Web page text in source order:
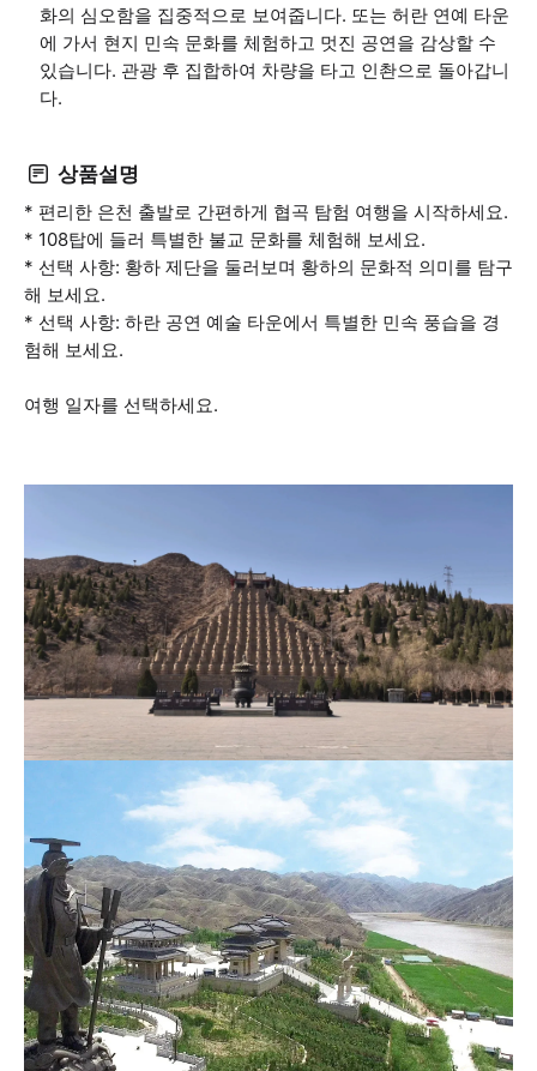
화의 심오함을 집중적으로 보여줍니다. 또는 허란 연예 타운
에 가서 현지 민속 문화를 체험하고 멋진 공연을 감상할 수
있습니다. 관광 후 집합하여 차량을 타고 인촨으로 돌아갑니
다.
상품설명
* 편리한 은천 출발로 간편하게 협곡 탐험 여행을 시작하세요.
* 108탑에 들러 특별한 불교 문화를 체험해 보세요.
* 선택 사항: 황하 제단을 둘러보며 황하의 문화적 의미를 탐구
해 보세요.
* 선택 사항: 하란 공연 예술 타운에서 특별한 민속 풍습을 경
험해 보세요.
여행 일자를 선택하세요.